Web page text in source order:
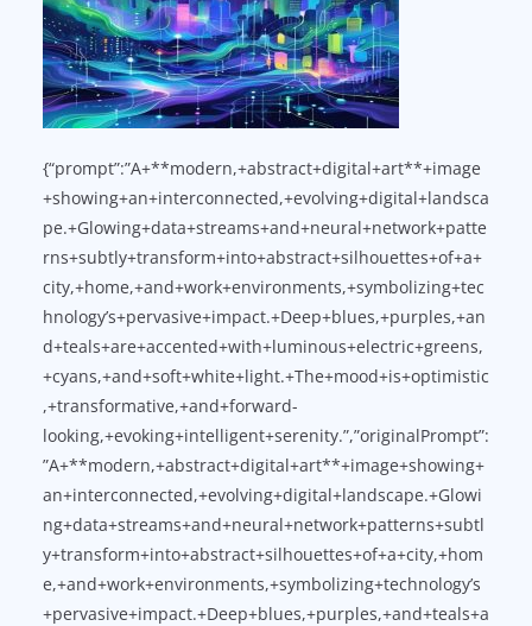
{“prompt”:”A+**modern,+abstract+digital+art**+image
+showing+an+interconnected,+evolving+digital+landsca
pe.+Glowing+data+streams+and+neural+network+patte
rns+subtly+transform+into+abstract+silhouettes+of+a+
city,+home,+and+work+environments,+symbolizing+tec
hnology’s+pervasive+impact.+Deep+blues,+purples,+an
d+teals+are+accented+with+luminous+electric+greens,
+cyans,+and+soft+white+light.+The+mood+is+optimistic
,+transformative,+and+forward-
looking,+evoking+intelligent+serenity.”,”originalPrompt”:
”A+**modern,+abstract+digital+art**+image+showing+
an+interconnected,+evolving+digital+landscape.+Glowi
ng+data+streams+and+neural+network+patterns+subtl
y+transform+into+abstract+silhouettes+of+a+city,+hom
e,+and+work+environments,+symbolizing+technology’s
+pervasive+impact.+Deep+blues,+purples,+and+teals+a